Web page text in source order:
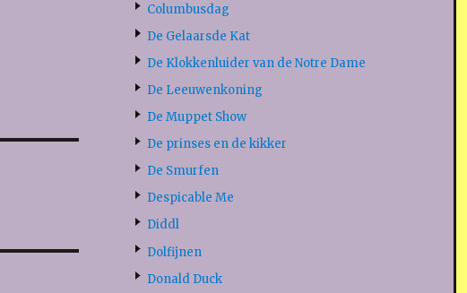
Columbusdag
De Gelaarsde Kat
De Klokkenluider van de Notre Dame
De Leeuwenkoning
De Muppet Show
De prinses en de kikker
De Smurfen
Despicable Me
Diddl
Dolfijnen
Donald Duck